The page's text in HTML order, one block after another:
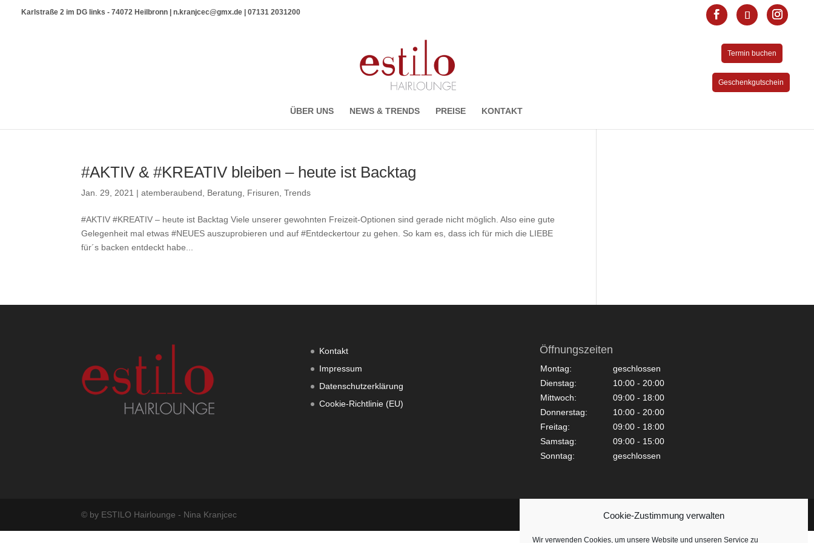
Cookie-Zustimmung verwalten
Wir verwenden Cookies, um unsere Website und unseren Service zu
Karlstraße 2 im DG links - 74072 Heilbronn | n.kranjcec@gmx.de | 07131 2031200
Termin buchen
Geschenkgutschein
ÜBER UNS NEWS & TRENDS PREISE KONTAKT
#AKTIV & #KREATIV bleiben – heute ist Backtag
Jan. 29, 2021 |atemberaubend Beratung Frisuren ,Trends
#AKTIV #KREATIV – heute ist Backtag Viele unserer gewohnten Freizeit-Optionen sind gerade nicht möglich. Also eine gute
Gelegenheit mal etwas #NEUES auszuprobieren und auf #Entdeckertour zu gehen. So kam es, dass ich für mich die LIEBE
für´s backen entdeckt habe...
Kontakt
Impressum
Datenschutzerklärung
Cookie-Richtlinie (EU)
Öffnungszeiten
Montag:
geschlossen
Dienstag:
10:00 - 20:00
Mittwoch:
09:00 - 18:00
Donnerstag:
10:00 - 20:00
Freitag:
09:00 - 18:00
Samstag:
09:00 - 15:00
Sonntag:
geschlossen
© by ESTILO Hairlounge - Nina Kranjcec